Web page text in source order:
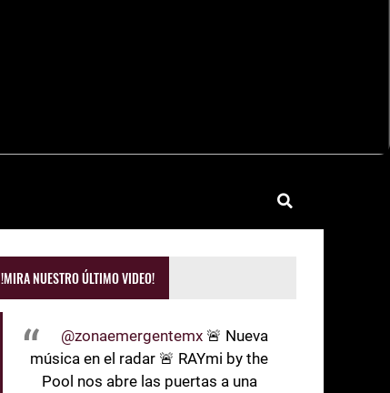
!MIRA NUESTRO ÚLTIMO VIDEO!
@zonaemergentemx 🚨 Nueva
música en el radar 🚨 RAYmi by the
Pool nos abre las puertas a una